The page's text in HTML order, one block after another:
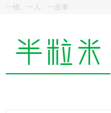
一物、一人、一故事